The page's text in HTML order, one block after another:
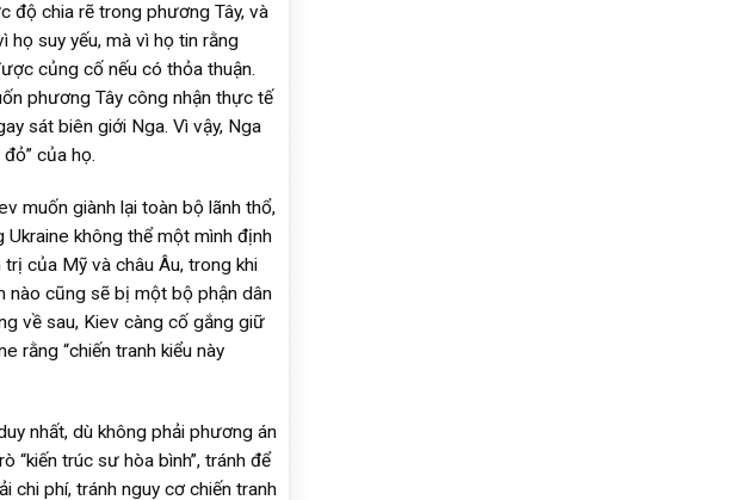
độ chia rẽ trong phương Tây, và
họ suy yếu, mà vì họ tin rằng
củng cố nếu có thỏa thuận.
phương Tây công nhận thực tế
sát biên giới Nga. Vì vậy, Nga
của họ.
muốn giành lại toàn bộ lãnh thổ,
không thể một mình định
của Mỹ và châu Âu, trong khi
nào cũng sẽ bị một bộ phận dân
về sau, Kiev càng cố gắng giữ
rằng “chiến tranh kiểu này
nhất, dù không phải phương án
“kiến trúc sư hòa bình”, tránh để
chi phí, tránh nguy cơ chiến tranh